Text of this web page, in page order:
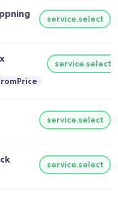
service.select
service.select
service.select
service.select